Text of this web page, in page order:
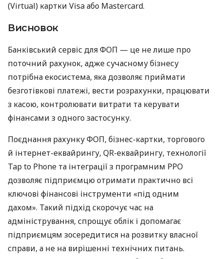
(Virtual) картки Visa або Mastercard.
Висновок
Банківський сервіс для ФОП — це не лише про
поточний рахунок, адже сучасному бізнесу
потрібна екосистема, яка дозволяє приймати
безготівкові платежі, вести розрахунки, працювати
з касою, контролювати витрати та керувати
фінансами з одного застосунку.
Поєднання рахунку ФОП, бізнес-картки, торгового
й інтернет-еквайрингу, QR-еквайрингу, технології
Tap to Phone та інтеграції з програмним РРО
дозволяє підприємцю отримати практично всі
ключові фінансові інструменти «під одним
дахом». Такий підхід скорочує час на
адміністрування, спрощує облік і допомагає
підприємцям зосередитися на розвитку власної
справи, а не на вирішенні технічних питань.